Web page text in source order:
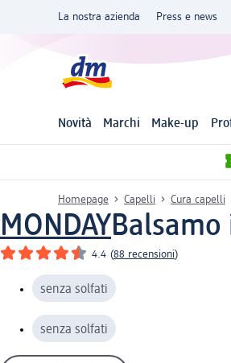
La nostra azienda Press e news
Novità Marchi Make-up
Homepage Capelli Cura capelli
MONDAY
4.4 (88 recensioni)
senza solfati
senza solfati